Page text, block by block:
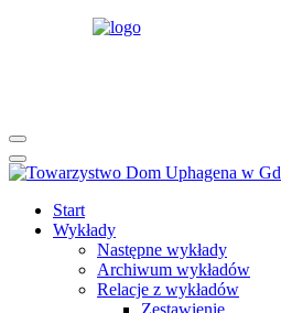
Start
Wykłady
Następne wykłady
Archiwum wykładów
Relacje z wykładów
Zestawienie